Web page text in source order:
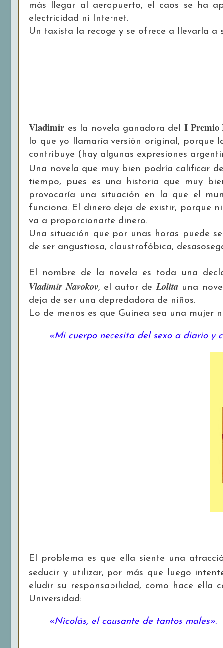
más llegar al aeropuerto, el caos se ha
electricidad ni Internet.
Un taxista la recoge y se ofrece a llevarla a
Vladimir es la novela ganadora del I Premio
lo que yo llamaría versión original, porque
contribuye (hay algunas expresiones
Una novela que muy bien podría calificar
tiempo, pues es una historia que muy
provocaría una situación en la que el
funciona. El dinero deja de existir, porque
va a proporcionarte dinero.
Una situación que por unas horas puede
de ser angustiosa, claustrofóbica,
El nombre de la novela es toda una
Vladimir Navokov, el autor deLolitauna
deja de ser una depredadora de niños.
Lo de menos es que Guinea sea una mujer
«Mi cuerpo necesita del sexo a diario y
El problema es que ella siente una
seducir y utilizar, por más que luego
eludir su responsabilidad, como hace ella
Universidad:
«Nicolás, el causante de tantos males».